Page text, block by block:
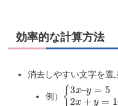
効率的な計算方法
消去しやすい文字を選
例） {3x–
y=52x+y =10